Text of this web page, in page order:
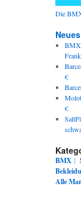
Die
BMX
€
€
BMX |
Alle